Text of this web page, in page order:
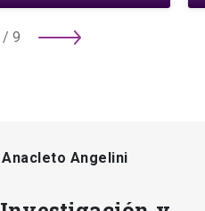
/ 9
Angelini